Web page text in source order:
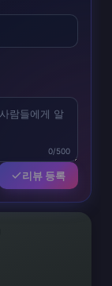
0/500
리뷰 등록